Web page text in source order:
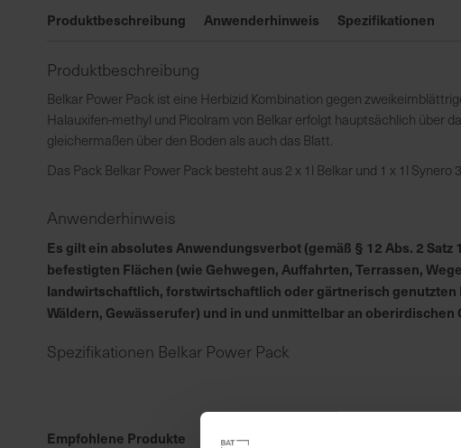
der
springen
Produktbeschreibung Anwenderhinweis Spezifikationen
Produktbeschreibung
Belkar Power Pack ist eine Herbizid Kombination gegen
Halauxifen-methyl und Picolram von Belkar erfolgt hauptsächlich über
gleichermaßen über den Boden als auch das Blatt.
Das Pack Belkar Power Pack besteht aus 2 x 1l Belkar und 1 x 1l Synero
Anwenderhinweis
Es gilt ein absolutes Anwendungsverbot (gemäß § 12 Abs. 2
befestigten Flächen (wie Gehwegen, Auffahrten, Terrassen,
landwirtschaftlich, forstwirtschaftlich oder gärtnerisch genutzten
Wäldern, Gewässerufer) und in und unmittelbar an oberirdischen
Spezifikationen Belkar Power Pack
Empfohlene Produkte